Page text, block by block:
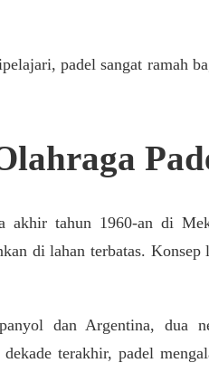
padel sangat ramah
akhir tahun 1960-an di
di lahan terbatas.
dan Argentina, dua
terakhir, padel